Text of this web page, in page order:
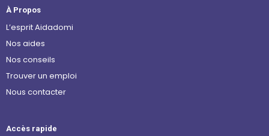
À Propos
L’esprit Aidadomi
Nos aides
Nos conseils
Trouver un emploi
Nous contacter
Accès rapide